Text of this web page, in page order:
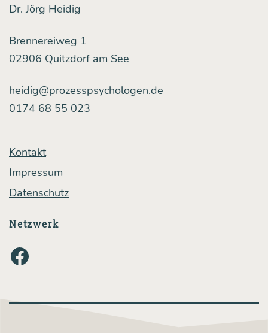
on
rhe­
ri­
sche
Dr. Jörg Heidig
Brennereiweg 1
02906 Quitzdorf am See
heidig@prozesspsychologen.de
0174 68 55 023
Kontakt
Impressum
Datenschutz
Netzwerk
Facebook